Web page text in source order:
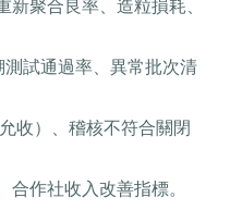
新聚合良率、造粒損耗、
測試通過率、異常批次清
收）、稽核不符合關閉
合作社收入改善指標。